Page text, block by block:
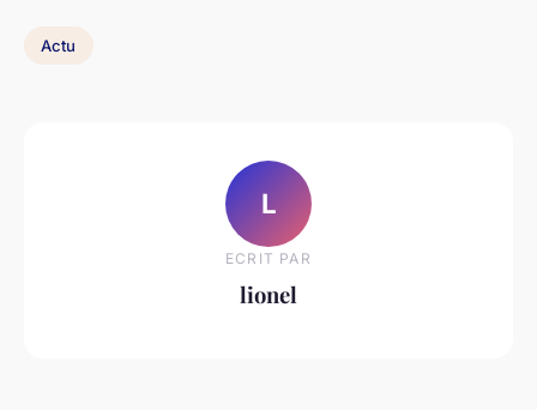
Actu
L
ECRIT PAR
lionel